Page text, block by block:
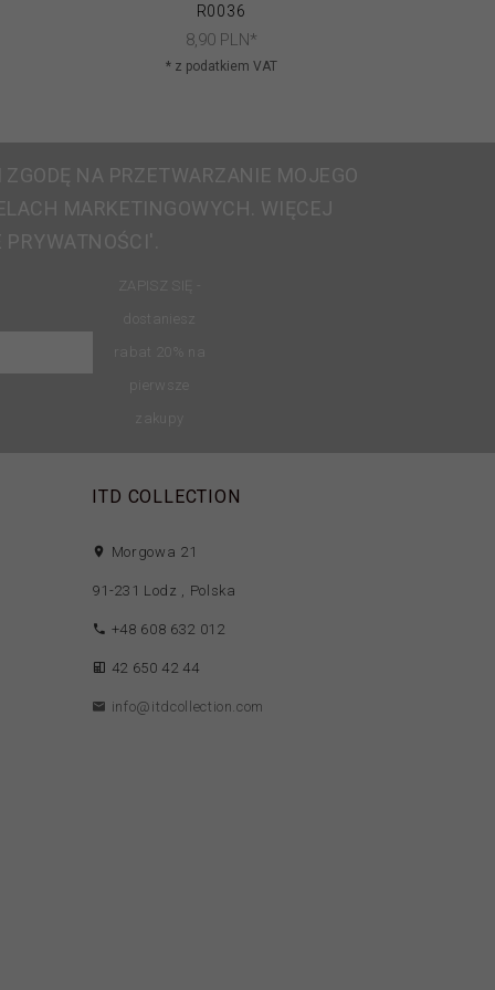
R0036
8,90 PLN*
* z podatkiem VAT
NA PRZETWARZANIE MOJEGO
MARKETINGOWYCH. WIĘCEJ
ZAPISZ SIĘ -
dostaniesz
rabat 20% na
pierwsze
zakupy
ITD COLLECTION
Morgowa 21
91-231 Lodz , Polska
+48 608 632 012
42 650 42 44
info@itdcollection.com